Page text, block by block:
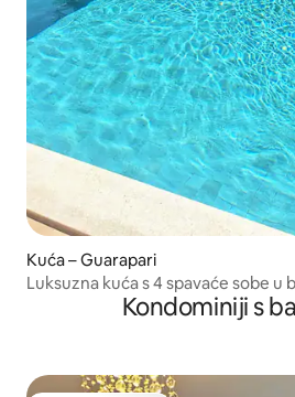
Kuća – Guarapari
Luksuzna kuća s 4 spavaće sobe u
grijanim bazenomKondominiji s